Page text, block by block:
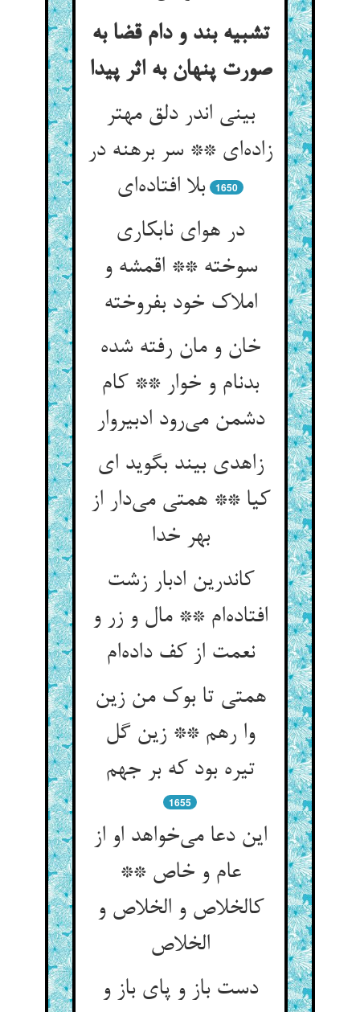
تشبیه بند و دام قضا به
صورت پنهان به اثر پیدا
بینی اندر دلق مهتر
زاده‌ای ** سر برهنه در
بلا افتاده‌ای
1650
در هوای نابکاری
سوخته ** اقمشه و
املاک خود بفروخته
خان و مان رفته شده
بدنام و خوار ** کام
دشمن می‌رود ادبیروار
زاهدی بیند بگوید ای
کیا ** همتی می‌دار از
بهر خدا
کاندرین ادبار زشت
افتاده‌ام ** مال و زر و
نعمت از کف داده‌ام
همتی تا بوک من زین
وا رهم ** زین گل
تیره بود که بر جهم
1655
این دعا می‌خواهد او از
عام و خاص **
کالخلاص و الخلاص و
الخلاص
دست باز و پای باز و